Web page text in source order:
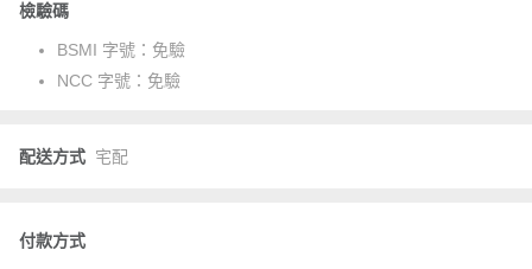
檢驗碼
BSMI 字號： 免驗
NCC 字號： 免驗
配送方式 宅配
付款方式